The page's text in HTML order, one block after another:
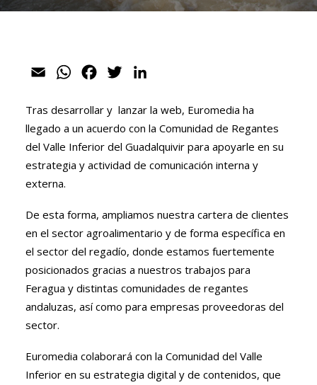
Email WhatsAppFacebook
Twitter
Tras desarrollar y lanzar la web, Euromedia ha
llegado a un acuerdo con la Comunidad de Regantes
del Valle Inferior del Guadalquivir para apoyarle en su
estrategia y actividad de comunicación interna y
externa.
De esta forma, ampliamos nuestra cartera de clientes
en el sector agroalimentario y de forma específica en
el sector del regadío, donde estamos fuertemente
posicionados gracias a nuestros trabajos para
Feragua y distintas comunidades de regantes
andaluzas, así como para empresas proveedoras del
sector.
Euromedia colaborará con la Comunidad del Valle
Inferior en su estrategia digital y de contenidos, que